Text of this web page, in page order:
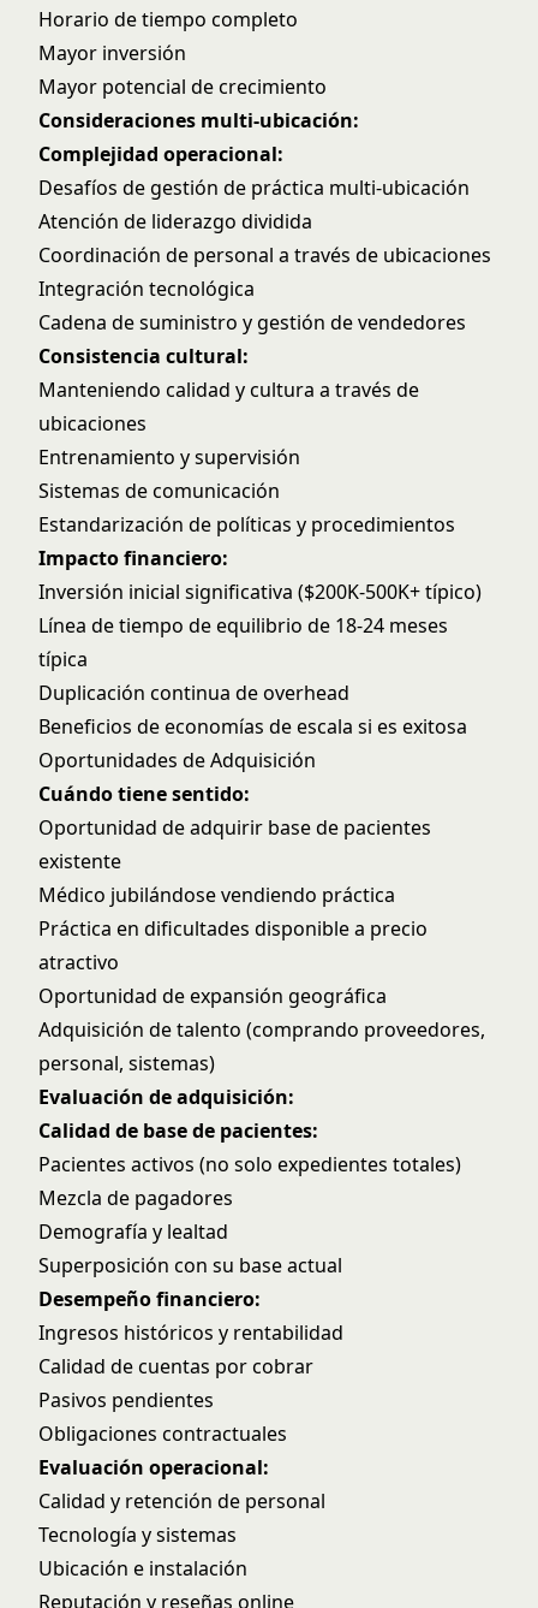
Horario de tiempo completo
Mayor inversión
Mayor potencial de crecimiento
Consideraciones multi-ubicación:
Complejidad operacional:
Desafíos de gestión de práctica multi-ubicación
Atención de liderazgo dividida
Coordinación de personal a través de ubicaciones
Integración tecnológica
Cadena de suministro y gestión de vendedores
Consistencia cultural:
Manteniendo calidad y cultura a través de
ubicaciones
Entrenamiento y supervisión
Sistemas de comunicación
Estandarización de políticas y procedimientos
Impacto financiero:
Inversión inicial significativa ($200K-500K+ típico)
Línea de tiempo de equilibrio de 18-24 meses
típica
Duplicación continua de overhead
Beneficios de economías de escala si es exitosa
Oportunidades de Adquisición
Cuándo tiene sentido:
Oportunidad de adquirir base de pacientes
existente
Médico jubilándose vendiendo práctica
Práctica en dificultades disponible a precio
atractivo
Oportunidad de expansión geográfica
Adquisición de talento (comprando proveedores,
personal, sistemas)
Evaluación de adquisición:
Calidad de base de pacientes:
Pacientes activos (no solo expedientes totales)
Mezcla de pagadores
Demografía y lealtad
Superposición con su base actual
Desempeño financiero:
Ingresos históricos y rentabilidad
Calidad de cuentas por cobrar
Pasivos pendientes
Obligaciones contractuales
Evaluación operacional:
Calidad y retención de personal
Tecnología y sistemas
Ubicación e instalación
Reputación y reseñas online